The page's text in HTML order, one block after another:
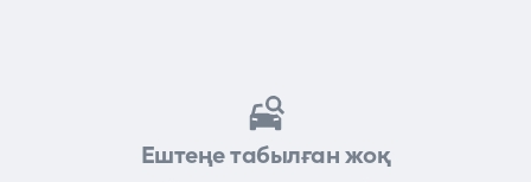
Ештеңе табылған жоқ